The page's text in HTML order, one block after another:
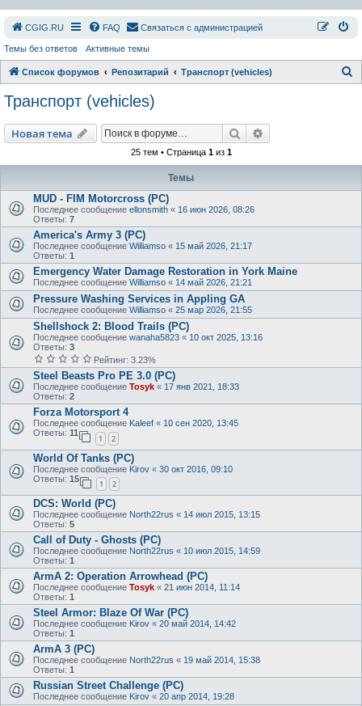
СGIG.RU FAQ Связаться с администрацией
Темы без ответов Активные темы
Список форумов Репозитарий Транспорт (vehicles)
Транспорт (vehicles)
Новая тема Поиск
25 тем • Страница 1из 1
Темы
MUD - FIM Motorcross (PC)
Последнее сообщение ellonsmith « 16 июн 2026, 08:26
Ответы: 7
America's Army 3 (PC)
Последнее сообщение Williamso « 15 май 2026, 21:17
Ответы: 1
Emergency Water Damage Restoration in York Maine
Последнее сообщение Williamso « 14 май 2026, 21:21
Pressure Washing Services in Appling GA
Последнее сообщение Williamso « 25 мар 2026, 21:55
Shellshock 2: Blood Trails (PC)
Последнее сообщение wanaha5823 « 10 окт 2025, 13:16
Ответы: 3
Рейтинг: 3.23%
Steel Beasts Pro PE 3.0 (РС)
Последнее сообщение Tosyk « 17 янв 2021, 18:33
Ответы: 2
Forza Motorsport 4
Последнее сообщение Kaleef « 10 сен 2020, 13:45
Ответы: 11
1 2
World Of Tanks (РС)
Последнее сообщение Kirov « 30 окт 2016, 09:10
Ответы: 15
1 2
DCS: World (PC)
Последнее сообщение North22rus « 14 июл 2015, 13:15
Ответы: 5
Call of Duty - Ghosts (PC)
Последнее сообщение North22rus « 10 июл 2015, 14:59
Ответы: 1
ArmA 2: Operation Arrowhead (PC)
Последнее сообщение Tosyk « 21 июн 2014, 11:14
Ответы: 1
Steel Armor: Blaze Of War (PC)
Последнее сообщение Kirov « 20 май 2014, 14:42
Ответы: 1
ArmA 3 (РС)
Последнее сообщение North22rus « 19 май 2014, 15:38
Ответы: 1
Russian Street Challenge (PC)
Последнее сообщение Kirov « 20 апр 2014, 19:28